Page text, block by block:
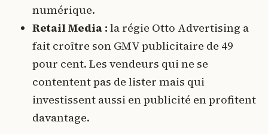
numérique.
Retail Media : la régie Otto Advertising a
fait croître son GMV publicitaire de 49
pour cent. Les vendeurs qui ne se
contentent pas de lister mais qui
investissent aussi en publicité en profitent
davantage.